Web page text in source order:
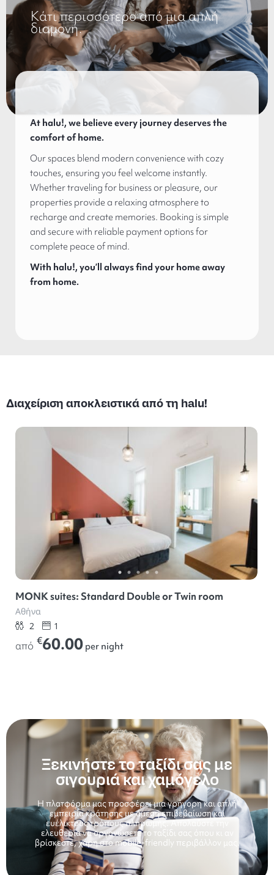
Κάτι περισσότερο από μια απλή
διαμονή.
At halu!, we believe every journey deserves the
comfort of home.
Our spaces blend modern convenience with cozy
touches, ensuring you feel welcome instantly.
Whether traveling for business or pleasure, our
properties provide a relaxing atmosphere to
recharge and create memories. Booking is simple
and secure with reliable payment options for
complete peace of mind.
With halu!, you’ll always find your home away
from home.
Διαχείριση αποκλειστικά από τη halu!
MONK suites: Standard Double or Twin room
Αθήνα
2
1
από €60.00 per night
Ξεκινήστε το ταξίδι σας με
σιγουριά και χαμόγελο
Η πλατφόρμα μας προσφέρει μια γρήγορη και απλή
εμπειρία κράτησης με άμεση επιβεβαίωση και
ευέλικτους τρόπους πληρωμής. Απολαύστε την
ελευθερία να οργανώσετε το ταξίδι σας όπου κι αν
βρίσκεστε, χάρη στο mobile-friendly περιβάλλον μας.